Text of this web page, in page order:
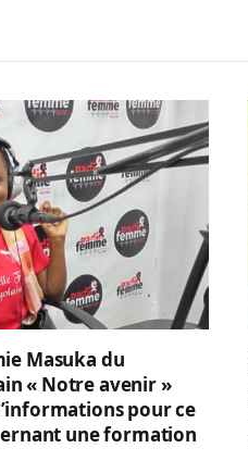
Masuka du
« Notre avenir »
pour ce
une formation